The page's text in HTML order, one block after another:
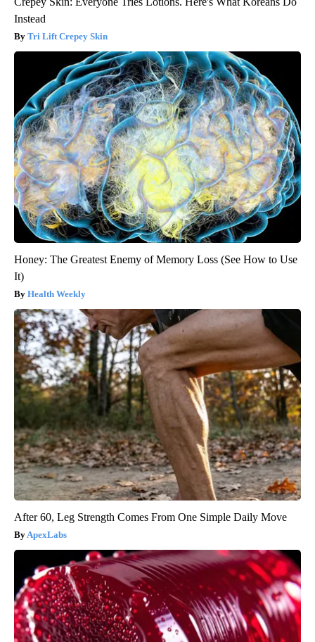
Instead
Tri Lift Crepey Skin
Honey: The Greatest Enemy of Memory Loss (See How to Use
It)
Health Weekly
After 60, Leg Strength Comes From One Simple Daily Move
ApexLabs